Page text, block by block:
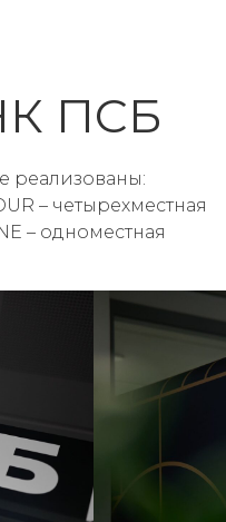
ПСБ
реализованы:
– четырехместная
– одноместная